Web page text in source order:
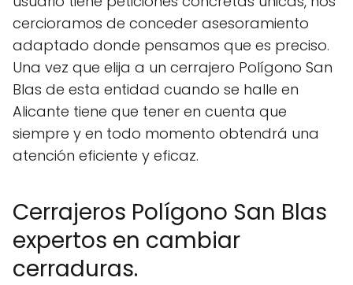
cercioramos de conceder asesoramiento
adaptado donde pensamos que es preciso.
Una vez que elija a un cerrajero Polígono San
Blas de esta entidad cuando se halle en
Alicante tiene que tener en cuenta que
siempre y en todo momento obtendrá una
atención eficiente y eficaz.
Cerrajeros Polígono San Blas
expertos en cambiar
cerraduras.